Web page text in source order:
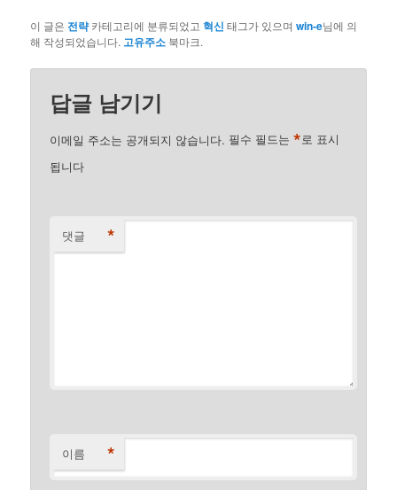
이 글은 전략카테고리에 분류되었고 혁신 태그가 있으며win-e님에 의
해 작성되었습니다. 고유주소 북마크.
답글 남기기
이메일 주소는 공개되지 않습니다. 필수 필드는*로 표시
됩니다
댓글 *
이름 *